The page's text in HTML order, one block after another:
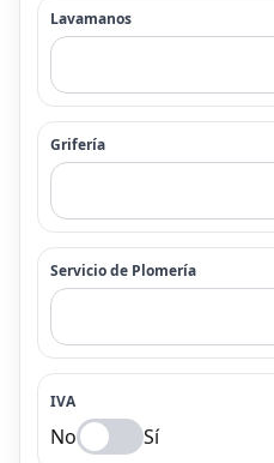
Lavamanos
Grifería
Servicio de Plomería
IVA
No Sí